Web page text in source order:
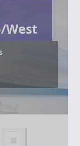
West